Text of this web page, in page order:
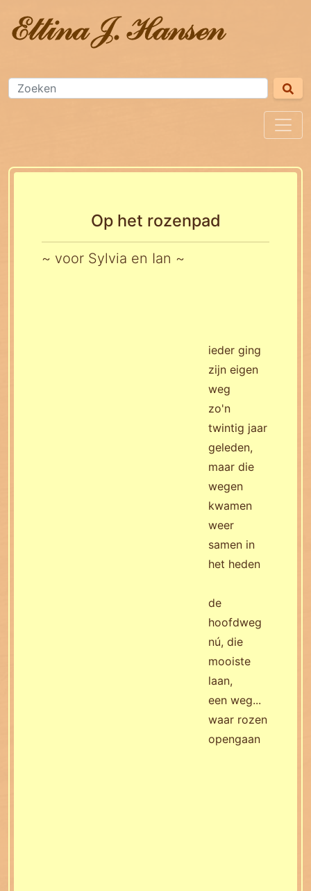
Op het rozenpad
~ voor Sylvia en Ian ~
ieder ging
zijn eigen
weg
zo'n
twintig jaar
geleden,
maar die
wegen
kwamen
weer
samen in
het heden
de
hoofdweg
nú, die
mooiste
laan,
een weg...
waar rozen
opengaan